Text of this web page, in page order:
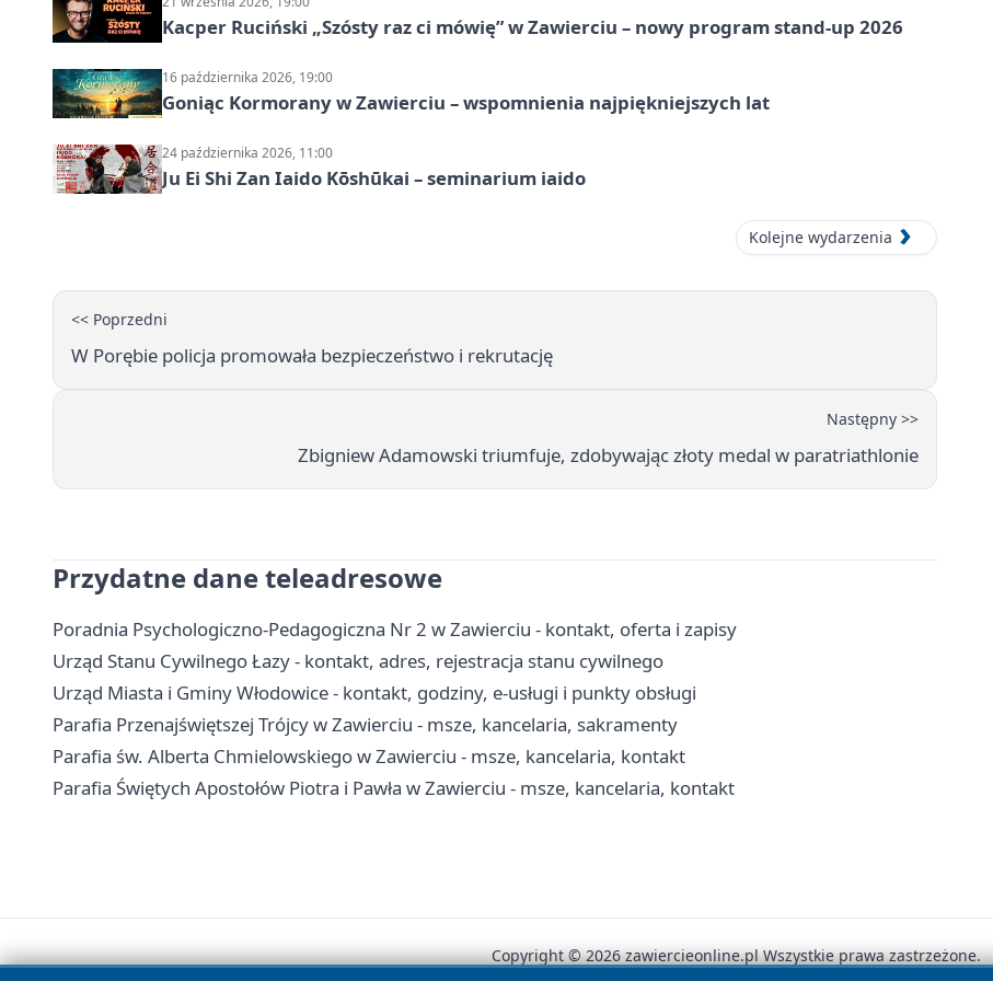
Kacper Ruciński „Szósty raz ci mówię” w Zawierciu – nowy program stand-up 2026
16 października 2026, 19:00
Goniąc Kormorany w Zawierciu – wspomnienia najpiękniejszych lat
24 października 2026, 11:00
Ju Ei Shi Zan Iaido Kōshūkai – seminarium iaido
Kolejne wydarzenia
<< Poprzedni
W Porębie policja promowała bezpieczeństwo i rekrutację
Następny >>
Zbigniew Adamowski triumfuje, zdobywając złoty medal w paratriathlonie
Przydatne dane teleadresowe
Poradnia Psychologiczno-Pedagogiczna Nr 2 w Zawierciu - kontakt, oferta i zapisy
Urząd Stanu Cywilnego Łazy - kontakt, adres, rejestracja stanu cywilnego
Urząd Miasta i Gminy Włodowice - kontakt, godziny, e-usługi i punkty obsługi
Parafia Przenajświętszej Trójcy w Zawierciu - msze, kancelaria, sakramenty
Parafia św. Alberta Chmielowskiego w Zawierciu - msze, kancelaria, kontakt
Parafia Świętych Apostołów Piotra i Pawła w Zawierciu - msze, kancelaria, kontakt
Copyright © 2026 zawiercieonline.pl Wszystkie prawa zastrzeżone.